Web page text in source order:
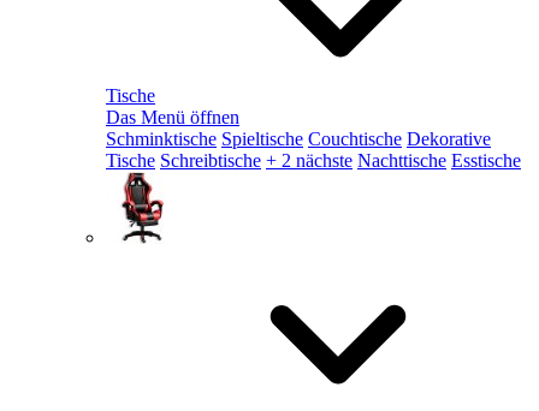
Tische
Das Menü öffnen
Schminktische Spieltische Couchtische Dekorative
Tische Schreibtische + 2 nächste Nachttische Esstische